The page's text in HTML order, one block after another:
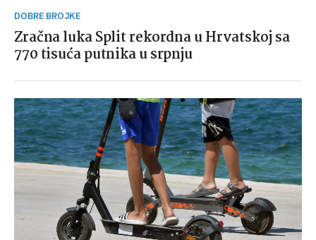
DOBRE BROJKE
Zračna luka Split rekordna u Hrvatskoj sa
770 tisuća putnika u srpnju